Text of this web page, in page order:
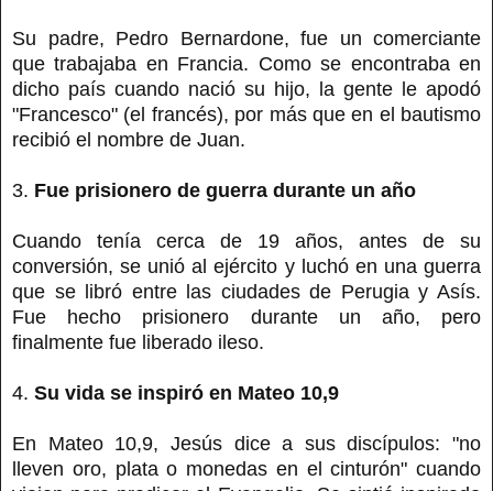
Su padre, Pedro Bernardone, fue un comerciante
que trabajaba en Francia. Como se encontraba en
dicho país cuando nació su hijo, la gente le apodó
"Francesco" (el francés), por más que en el bautismo
recibió el nombre de Juan.
3. Fue prisionero de guerra durante un año
Cuando tenía cerca de 19 años, antes de su
conversión, se unió al ejército y luchó en una guerra
que se libró entre las ciudades de Perugia y Asís.
Fue hecho prisionero durante un año, pero
finalmente fue liberado ileso.
4. Su vida se inspiró en Mateo 10,9
En Mateo 10,9, Jesús dice a sus discípulos: "no
lleven oro, plata o monedas en el cinturón" cuando